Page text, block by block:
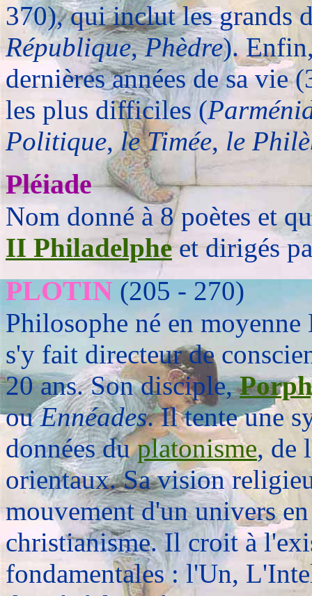
370), qui inclut les grands
République,Phèdre).
dernières années de sa vie
les plus difficiles (
Politique,le Timée, le
Pléiade
Nom donné à 8 poètes et
II Philadelpheet dirigés
PLOTIN (205 - 270)
Philosophe né en
s'y fait directeur de
20 ans. Son disciple,
ouEnnéades. Il tente une
données duplatonisme, de
orientaux. Sa vision
mouvement d'un univers
christianisme. Il croit à
fondamentales : l'Un,